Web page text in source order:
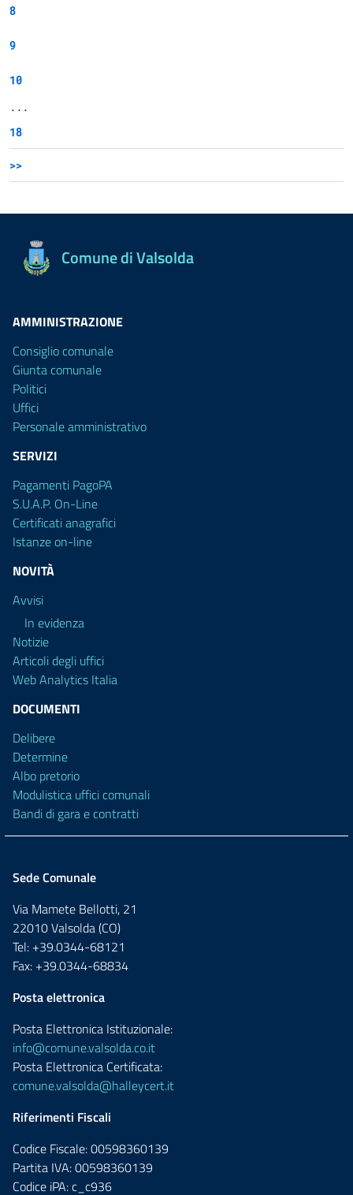
8
9
10
...
18
>>
Comune di Valsolda
AMMINISTRAZIONE
Consiglio comunale
Giunta comunale
Politici
Uffici
Personale amministrativo
SERVIZI
Pagamenti PagoPA
S.U.A.P. On-Line
Certificati anagrafici
Istanze on-line
NOVITÀ
Avvisi
In evidenza
Notizie
Articoli degli uffici
Web Analytics Italia
DOCUMENTI
Delibere
Determine
Albo pretorio
Modulistica uffici comunali
Bandi di gara e contratti
Sede Comunale
Via Mamete Bellotti, 21
22010 Valsolda (CO)
Tel: +39.0344-68121
Fax: +39.0344-68834
Posta elettronica
Posta Elettronica Istituzionale:
info@comune.valsolda.co.it
Posta Elettronica Certificata:
comune.valsolda@halleycert.it
Riferimenti Fiscali
Codice Fiscale: 00598360139
Partita IVA: 00598360139
Codice iPA: c_c936